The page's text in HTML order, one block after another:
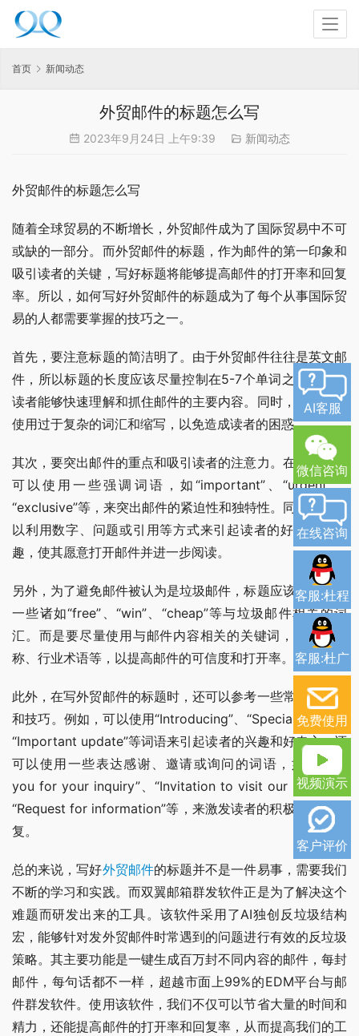
首页 新闻动态
外贸邮件的标题怎么写
2023年9月24日 上午9:39 新闻动态
外贸邮件的标题怎么写
随着全球贸易的不断增长，外贸邮件成为了国际贸易中不可
或缺的一部分。而外贸邮件的标题，作为邮件的第一印象和
吸引读者的关键，写好标题将能够提高邮件的打开率和回复
率。所以，如何写好外贸邮件的标题成为了每个从事国际贸
易的人都需要掌握的技巧之一。
首先，要注意标题的简洁明了。由于外贸邮件往往是英文邮
件，所以标题的长度应该尽量控制在5-7个单词之间，以便
读者能够快速理解和抓住邮件的主要内容。同时，还要避免
使用过于复杂的词汇和缩写，以免造成读者的困惑。
其次，要突出邮件的重点和吸引读者的注意力。在标题中，
可以使用一些强调词语，如“important”、“urgent”、
“exclusive”等，来突出邮件的紧迫性和独特性。同时，还可
以利用数字、问题或引用等方式来引起读者的好奇心和兴
趣，使其愿意打开邮件并进一步阅读。
另外，为了避免邮件被认为是垃圾邮件，标题应该避免使用
一些诸如“free”、“win”、“cheap”等与垃圾邮件相关的词
汇。而是要尽量使用与邮件内容相关的关键词，如产品名
称、行业术语等，以提高邮件的可信度和打开率。
此外，在写外贸邮件的标题时，还可以参考一些常用的模板
和技巧。例如，可以使用“Introducing”、“Special offer”、
“Important update”等词语来引起读者的兴趣和好奇心。还
可以使用一些表达感谢、邀请或询问的词语，如“Thank
you for your inquiry”、“Invitation to visit our booth”、
“Request for information”等，来激发读者的积极反应和回
复。
总的来说，写好外贸邮件的标题并不是一件易事，需要我们
不断的学习和实践。而双翼邮箱群发软件正是为了解决这个
难题而研发出来的工具。该软件采用了AI独创反垃圾结构
宏，能够针对发外贸邮件时常遇到的问题进行有效的反垃圾
策略。其主要功能是一键生成百万封不同内容的邮件，每封
邮件，每句话都不一样，超越市面上99%的EDM平台与邮
件群发软件。使用该软件，我们不仅可以节省大量的时间和
精力，还能提高邮件的打开率和回复率，从而提高我们的工
AI客服
微信咨询
在线咨询
客服:杜程
客服:杜广
免费使用
视频演示
客户评价